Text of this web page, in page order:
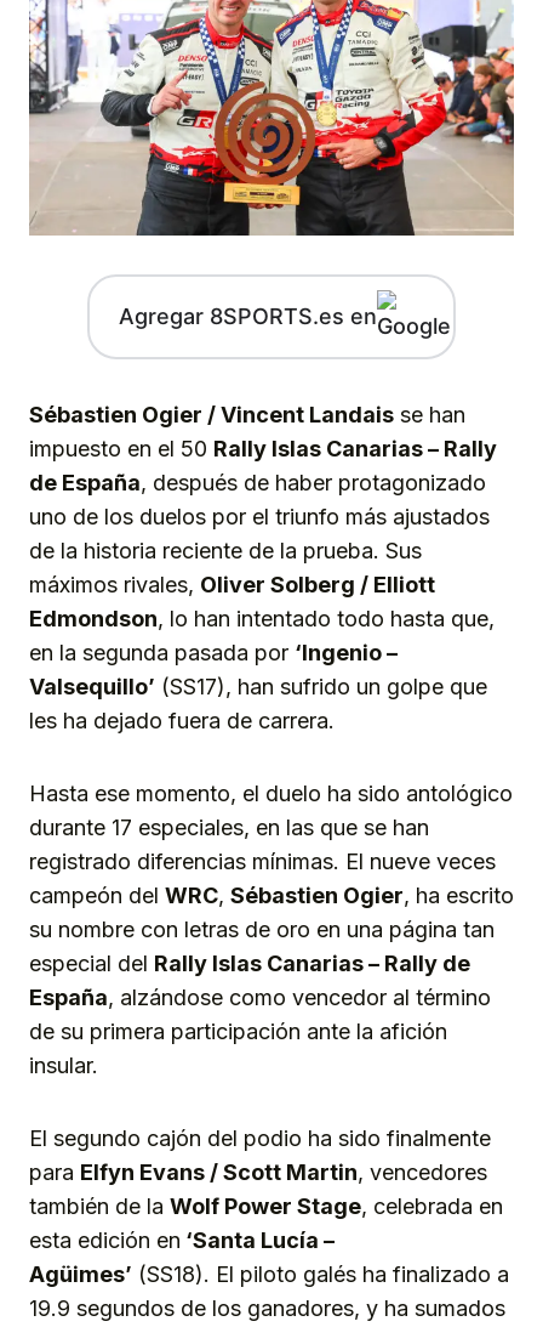
Agregar 8SPORTS.es en
Sébastien Ogier / Vincent Landais se han
impuesto en el 50 Rally Islas Canarias – Rally
de España, después de haber protagonizado
uno de los duelos por el triunfo más ajustados
de la historia reciente de la prueba. Sus
máximos rivales, Oliver Solberg / Elliott
Edmondson, lo han intentado todo hasta que,
en la segunda pasada por ‘Ingenio –
Valsequillo’ (SS17), han sufrido un golpe que
les ha dejado fuera de carrera.
Hasta ese momento, el duelo ha sido antológico
durante 17 especiales, en las que se han
registrado diferencias mínimas. El nueve veces
campeón del WRC, Sébastien Ogier, ha escrito
su nombre con letras de oro en una página tan
especial del Rally Islas Canarias – Rally de
España, alzándose como vencedor al término
de su primera participación ante la afición
insular.
El segundo cajón del podio ha sido finalmente
para Elfyn Evans / Scott Martin, vencedores
también de la Wolf Power Stage, celebrada en
esta edición en ‘Santa Lucía –
Agüimes’ (SS18). El piloto galés ha finalizado a
19.9 segundos de los ganadores, y ha sumados